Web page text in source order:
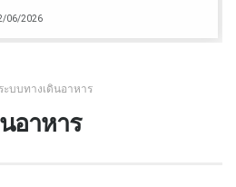
06/2026
ะบบทางเดินอาหาร
อาหาร